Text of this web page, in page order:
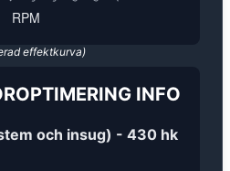
effektkurva)
INFO
och insug) - 430 hk